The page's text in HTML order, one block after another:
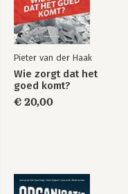
Pieter van der Haak
Wie zorgt dat het
goed komt?
€ 20,00